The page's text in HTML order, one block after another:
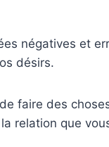
négatives et
désirs.
faire des
relation que